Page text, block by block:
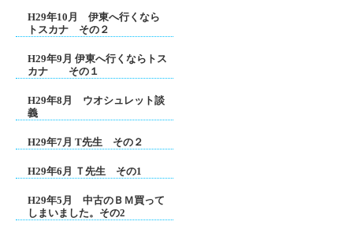
H29年10月 伊東へ行くなら
トスカナ その２
H29年9月 伊東へ行くならトス
カナ その１
H29年8月 ウオシュレット談
義
H29年7月 T先生 その２
H29年6月 Ｔ先生 その1
H29年5月 中古のＢＭ買って
しまいました。その2